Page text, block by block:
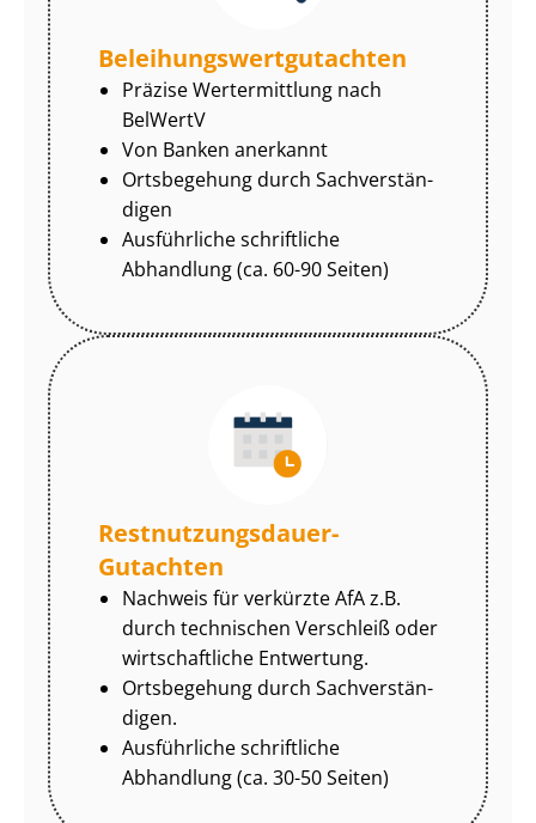
Be­lei­hungs­wert­gut­ach­ten
Präzise Wertermittlung nach
BelWertV
Von Banken anerkannt
Ortsbegehung durch Sach­ver­stän­
di­gen
Ausführliche schriftliche
Abhandlung (ca. 60-90 Seiten)
Rest­nut­zungs­dau­er-
Gutachten
Nachweis für verkürzte AfA z.B.
durch technischen Verschleiß oder
wirtschaftliche Entwertung.
Ortsbegehung durch Sach­ver­stän­
di­gen.
Ausführliche schriftliche
Abhandlung (ca. 30-50 Seiten)